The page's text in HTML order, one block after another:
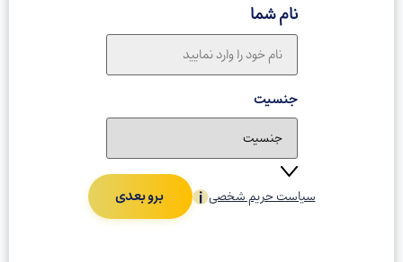
نام شما
جنسیت
سیاست حریم شخصی برو بعدی